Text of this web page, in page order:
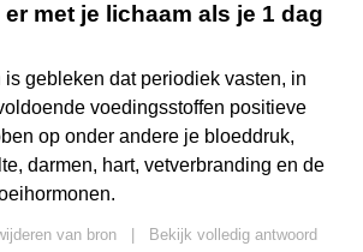
met je lichaam als je 1 dag
gebleken dat periodiek vasten, in
voedingsstoffen positieve
op onder andere je bloeddruk,
darmen, hart, vetverbranding en de
van bron
Bekijk volledig antwoord